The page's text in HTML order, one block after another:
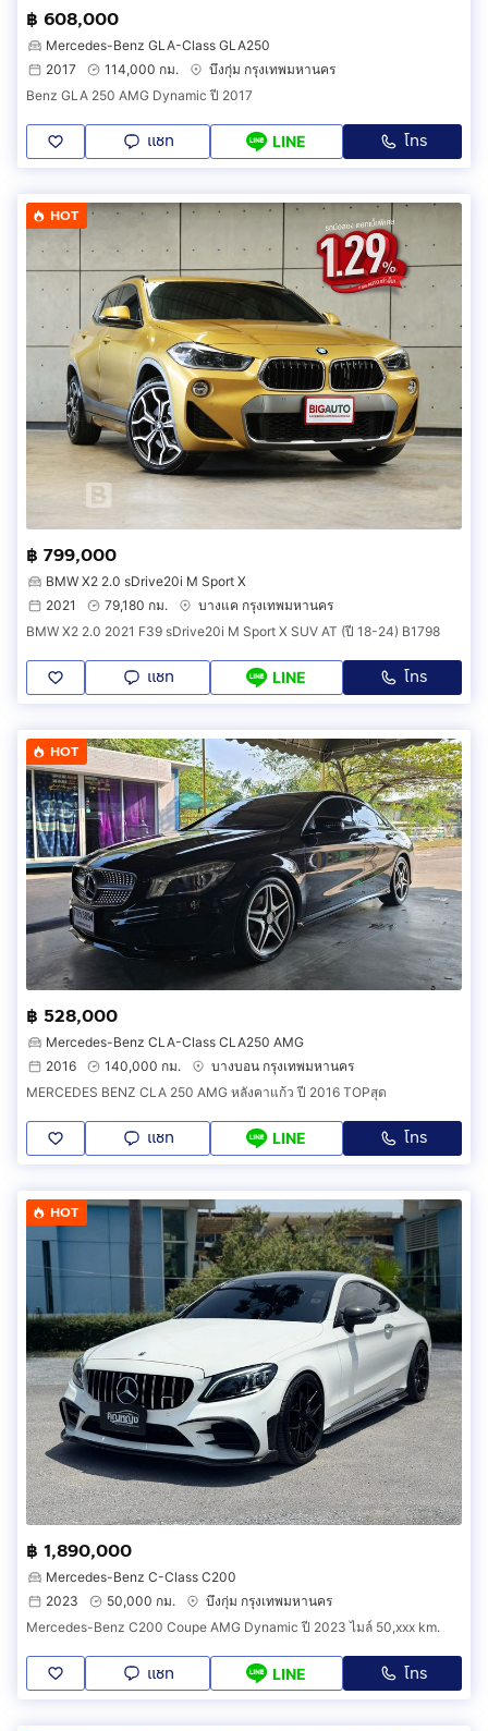
฿ 608,000
Mercedes-Benz GLA-Class GLA250
2017
114,000 กม.
บึงกุ่ม กรุงเทพมหานคร
Benz GLA 250 AMG Dynamic ปี 2017
แชท LINE โทร
HOT
฿ 799,000
BMW X2 2.0 sDrive20i M Sport X
2021
79,180 กม.
บางแค กรุงเทพมหานคร
BMW X2 2.0 2021 F39 sDrive20i M Sport X SUV AT (ปี 18-24) B1798
แชท LINE โทร
HOT
฿ 528,000
Mercedes-Benz CLA-Class CLA250 AMG
2016
140,000 กม.
บางบอน กรุงเทพมหานคร
MERCEDES BENZ CLA 250 AMG หลังคาแก้ว ปี 2016 TOPสุด
แชท LINE โทร
HOT
฿ 1,890,000
Mercedes-Benz C-Class C200
2023
50,000 กม.
บึงกุ่ม กรุงเทพมหานคร
Mercedes-Benz C200 Coupe AMG Dynamic ปี 2023 ไมล์ 50,xxx km.
แชท LINE โทร